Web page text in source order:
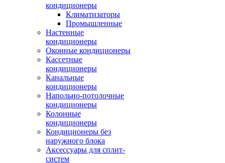
кондиционеры
Климатизаторы
Промышленные
Настенные
кондиционеры
Оконные кондиционеры
Кассетные
кондиционеры
Канальные
кондиционеры
Напольно-потолочные
кондиционеры
Колонные
кондиционеры
Кондиционеры без
наружного блока
Аксессуары для сплит-
систем